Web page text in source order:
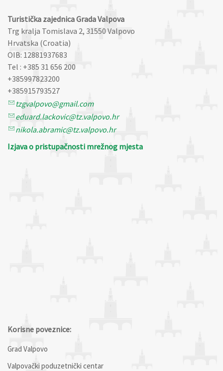
Turistička zajednica Grada Valpova
Trg kralja Tomislava 2, 31550 Valpovo
Hrvatska (Croatia)
OIB: 12881937683
Tel : +385 31 656 200
+385997823200
+385915793527
tzgvalpovo@gmail.com
eduard.lackovic@tz.valpovo.hr
nikola.abramic@tz.valpovo.hr
Izjava o pristupačnosti mrežnog mjesta
Korisne poveznice:
Grad Valpovo
Valpovački poduzetnički centar